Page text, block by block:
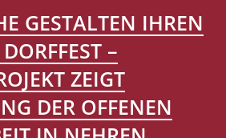
M
M
E
N
S
GESTALTEN IHREN
–
ZEIGT
DER OFFENEN